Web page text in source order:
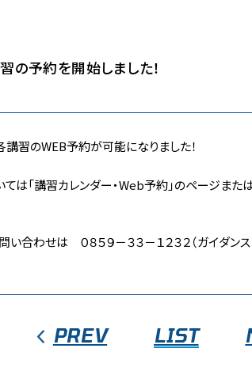
の予約を開始しました！
習のWEB予約が可能になりました！
は「講習カレンダー・Web予約」のページま
い合わせは ０８５９－３３－１２３２（ガイダン
PREV LIST